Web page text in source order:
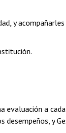
y
a
desempeños, y